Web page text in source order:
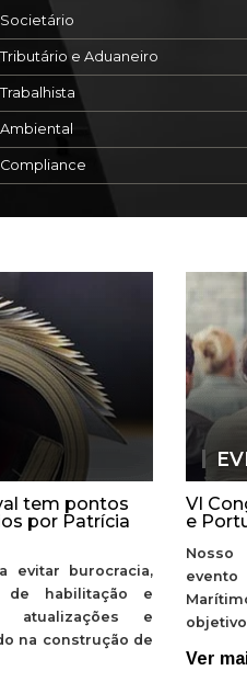
Societário
Tributário e Aduaneiro
Trabalhista
Ambiental
Compliance
tem pontos
por Patrícia
evitar burocracia,
de habilitação e
atualizações e
na construção de
VI
e
Nosso
Ver